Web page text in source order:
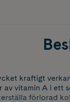
kraftigt
vitamin A i ett
förlorad